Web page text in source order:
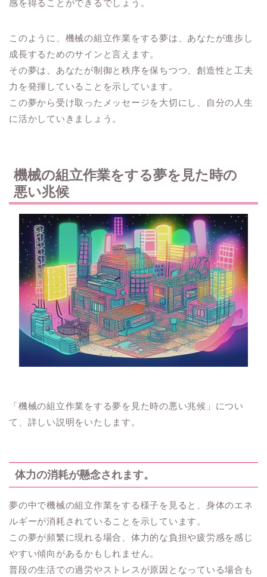
感を得ることができるでしょう。
このように、機械の組立作業をする夢は、あなたが進歩し
成長するためのサインと言えます。
その夢は、あなたが制御と秩序を保ちつつ、創造性と工夫
力を発揮していることを示しています。
この夢から受け取ったメッセージを大切にし、自分の人生
に活かしていきましょう。
機械の組立作業をする夢を見た時の
悪い兆候
「機械の組立作業をする夢を見た時の悪い兆候」につい
て、詳しい説明をいたします。
体力の消耗が懸念されます。
夢の中で機械の組立作業をする様子を見ると、身体のエネ
ルギーが消耗されていることを示しています。
この夢が頻繁に現れる場合、体力的な負担や疲労感を感じ
やすい傾向があるかもしれません。
普段の生活での過労やストレスが原因となっている場合も